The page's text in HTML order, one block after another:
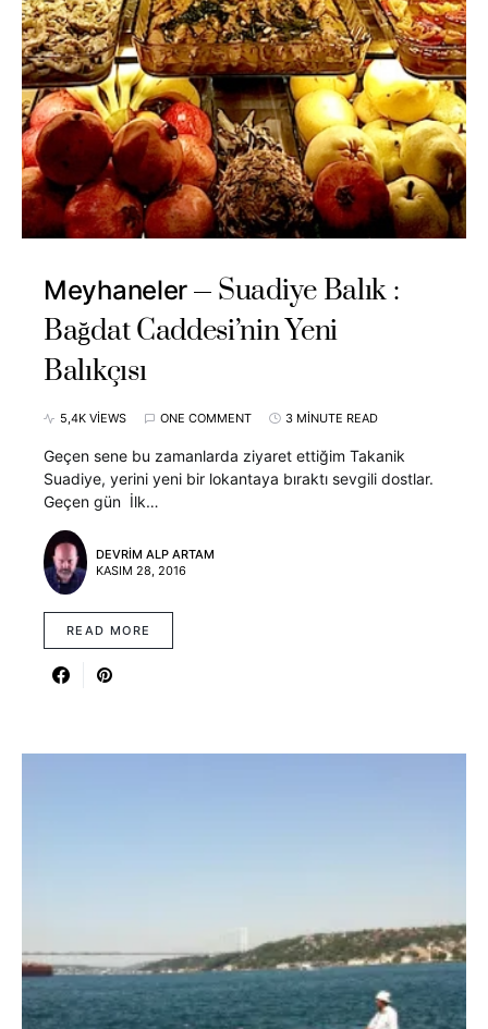
Meyhaneler
Suadiye Balık :
Bağdat Caddesi’nin Yeni
Balıkçısı
5,4K VIEWS ONE COMMENT 3 MINUTE READ
Geçen sene bu zamanlarda ziyaret ettiğim Takanik
Suadiye, yerini yeni bir lokantaya bıraktı sevgili dostlar.
Geçen gün İlk…
DEVRIM ALP ARTAM
KASIM 28, 2016
READ MORE